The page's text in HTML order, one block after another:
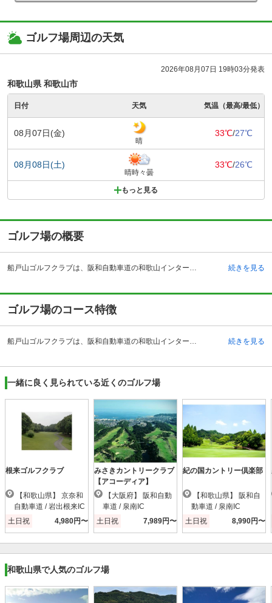
ゴルフ場周辺の天気
2026年08月07日 19時03分発表
和歌山県 和歌山市
日付 天気 気温（最高/最低）
08月07日(金)
晴
33℃/27℃
08月08日(土)
晴時々曇
33℃/26℃
もっと見る
ゴルフ場の概要
船戸山ゴルフクラブは、阪和自動車道の和歌山インターチェンジから国道24号線を東に向かいます。そして岩出町備前交差点を右折すると見えてきます。鉄道を利用する場合には、JR和歌山線の岩出駅が近く、そこからタクシーを使って5分くらいで到着できます。紀の川を眼下に、船戸山の敷地を使って作られたゴルフ場です。地形を生かしていますし、景色を見ながら優雅にプレーができる所として評判です。松や桜などの樹木も多くあり、四季折々に違った表情を見せてくれます。いろいろなレベルのゴルファーがいるかと思われますが、どのような人でも満足できるようなコースデザインとなっています。コンペや家族でゴルフなど、いろいろな場面で利用できるゴルフ場です。 続きを見る
ゴルフ場のコース特徴
船戸山ゴルフクラブは、阪和自動車道の和歌山インターチェンジから国道24号線を東に向かいます。そして岩出町備前交差点を右折すると見えてきます。鉄道を利用する場合には、JR和歌山線の岩出駅が近く、そこからタクシーを使って5分くらいで到着できます。紀の川を眼下に、船戸山の敷地を使って作られたゴルフ場です。地形を生かしていますし、景色を見ながら優雅にプレーができる所として評判です。松や桜などの樹木も多くあり、四季折々に違った表情を見せてくれます。いろいろなレベルのゴルファーがいるかと思われますが、どのような人でも満足できるようなコースデザインとなっています。コンペや家族でゴルフなど、いろいろな場面で利用できるゴルフ場です。 続きを見る
一緒に良く見られている近くのゴルフ場
根来ゴルフクラブ
自動車道 / 岩出根来IC
土日祝
4,980円〜
みさきカントリークラブ
【アコーディア】
車道 / 泉南IC
土日祝
7,989円〜
紀の国カントリー倶楽部
動車道 / 泉南IC
土日祝
8,990円〜
和歌山県で人気のゴルフ場